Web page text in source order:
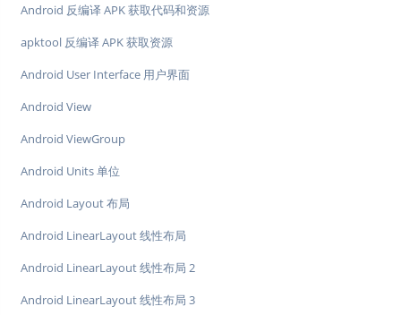
Android 反编译 APK 获取代码和资源
apktool 反编译 APK 获取资源
Android User Interface 用户界面
Android View
Android ViewGroup
Android Units 单位
Android Layout 布局
Android LinearLayout 线性布局
Android LinearLayout 线性布局 2
Android LinearLayout 线性布局 3